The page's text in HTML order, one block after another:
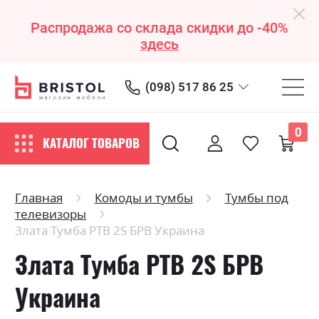
Распродажа со склада скидки до -40%
здесь
(098) 517 86 25
КАТАЛОГ ТОВАРОВ
0
Главная Комоды и тумбы
Тумбы под
телевизоры
Злата Тумба РТВ 2S БРВ Украина
Злата Тумба РТВ 2S БРВ
Украина